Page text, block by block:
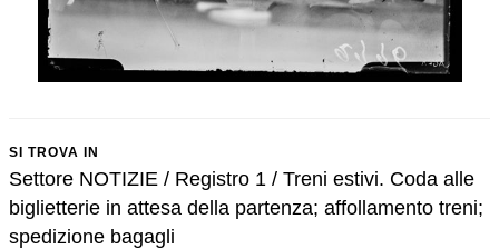
SI TROVA IN
Settore NOTIZIE / Registro 1 / Treni estivi. Coda alle
biglietterie in attesa della partenza; affollamento treni;
spedizione bagagli